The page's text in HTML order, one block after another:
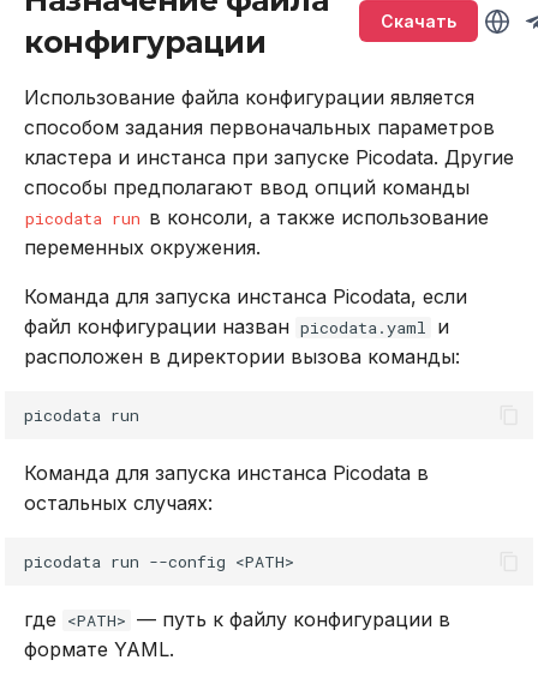
Скачать
т
д
л
п
о
Версионирование
Подключение через
DBeaver
Работа с данными SQL
Работа в веб-интерфейсе
cluster.default_bucket_count
cluster.default_replication_factor
cluster.name
cluster.shredding
<tier_name>.bucket_count
cluster.tier.
<tier_name>.replication_factor
<tier_name>.replication_mode
cluster.tier.
<tier_name>.wal_mode
Неблокирующие запросы
Именование объектов
Типы данных
Параметризованные
запросы
Транзакции
Совместимость с ANSI
Команды
BACKUP
CALL
CREATE INDEX
CREATE PLUGIN
CREATE ROLE
DROP PLUGIN
Использование
LOWER
SUBSTR
SUBSTRING
TRIM
Агрегатные функции
Функции даты и
Sirin
Synapse
Ouroboros
Описание системных
Хранение системных
таблиц в памяти
Интерфейс RPC API
многозадачность
Глоссарий
конфигурации
Использование файла конфигурации является
способом задания первоначальных параметров
кластера и инстанса при запуске Picodata. Другие
способы предполагают ввод опций команды
picodata run в консоли, а также использование
переменных окружения.
Команда для запуска инстанса Picodata, если
файл конфигурации назван picodata.yaml
и
расположен в директории вызова команды:
picodata
Команда для запуска инстанса Picodata в
остальных случаях:
picodata run --config
где <PATH> — путь к файлу конфигурации в
формате YAML.